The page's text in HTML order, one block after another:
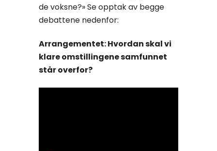
de voksne?» Se opptak av begge
debattene nedenfor:
Arrangementet: Hvordan skal vi
klare omstillingene samfunnet
står overfor?